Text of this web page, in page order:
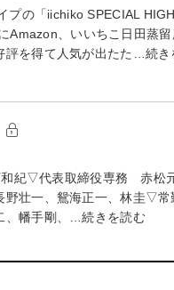
の「iichiko SPECIAL
Amazon、いいちこ日田蒸
評を得て人気が出たた…続き
▽代表取締役専務 赤松元
壮一、鴛海正一、林圭▽常
幡手剛、…続きを読む